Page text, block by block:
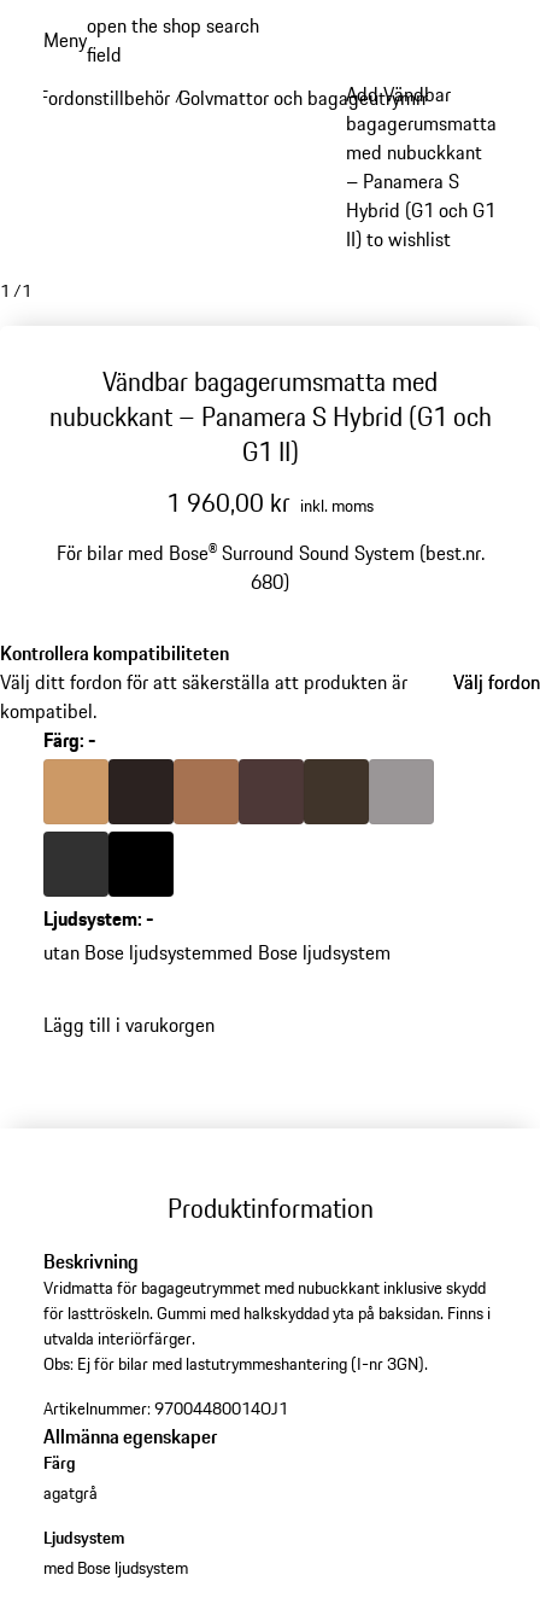
Menyopen the shop search
field
Fordonstillbehör /Golvmattor och bagageutrymme /
Add Vändbar
bagagerumsmatta
med nubuckkant
– Panamera S
Hybrid (G1 och G1
II) to wishlist
1 /1
Vändbar bagagerumsmatta med
nubuckkant – Panamera S Hybrid (G1 och
G1 II)
1 960,00 kr inkl. moms
För bilar med Bose® Surround Sound System (best.nr.
680)
Kontrollera kompatibiliteten
Välj ditt fordon för att säkerställa att produkten är
kompatibel.
Välj fordon
Välj fordon
Färg:-
över
(Färg)
Färg luxorbeige
Färg espresso
Färg cognac
Färg marsala
Färg sadelbrun
Färg
Färg agatgrå
Färg svart
gå
tillbaka
varianter
Ljudsystem:-
utan Bose ljudsystemmed Bose ljudsystem
Lägg till i varukorgen
Produktinformation
Beskrivning
Vridmatta för bagageutrymmet med nubuckkant inklusive skydd
för lasttröskeln. Gummi med halkskyddad yta på baksidan. Finns i
utvalda interiörfärger.
Obs: Ej för bilar med lastutrymmeshantering (I-nr 3GN).
Artikelnummer:97004480014OJ1
Allmänna egenskaper
Färg
agatgrå
Ljudsystem
med Bose ljudsystem